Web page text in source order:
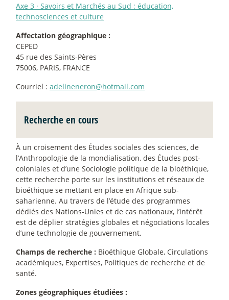
Axe 3 · Savoirs et Marchés au Sud : éducation,
technosciences et culture
Affectation géographique :
CEPED
45 rue des Saints-Pères
75006, PARIS, FRANCE
Courriel : adelineneron@hotmail.com
Recherche en cours
À un croisement des Études sociales des sciences, de
l’Anthropologie de la mondialisation, des Études post-
coloniales et d’une Sociologie politique de la bioéthique,
cette recherche porte sur les institutions et réseaux de
bioéthique se mettant en place en Afrique sub-
saharienne. Au travers de l’étude des programmes
dédiés des Nations-Unies et de cas nationaux, l’intérêt
est de déplier stratégies globales et négociations locales
d’une technologie de gouvernement.
Champs de recherche : Bioéthique Globale, Circulations
académiques, Expertises, Politiques de recherche et de
santé.
Zones géographiques étudiées :